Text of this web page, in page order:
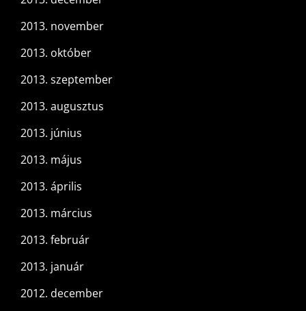
2013. november
2013. október
2013. szeptember
2013. augusztus
2013. június
2013. május
2013. április
2013. március
2013. február
2013. január
2012. december